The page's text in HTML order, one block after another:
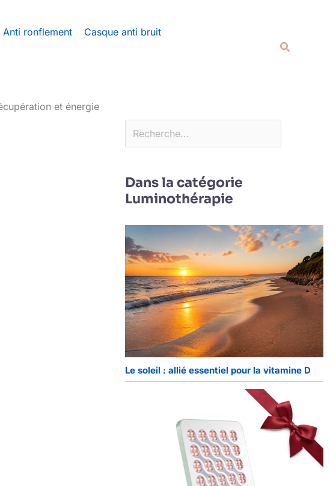
Anti ronflement Casque anti bruit
et énergie
Dans la catégorie
Luminothérapie
Le soleil : allié essentiel pour la vitamine D